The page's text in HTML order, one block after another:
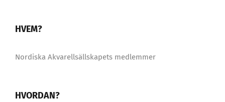
HVEM?
Nordiska Akvarellsällskapets medlemmer
HVORDAN?